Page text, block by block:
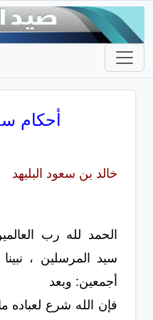
أحكام
خالد بن سعود البليهد
الحمد لله رب
سيد المرسلين ،
أجمعين: وبعد
فإن الله شرع لعباده